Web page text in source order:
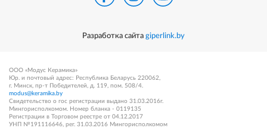
Разработка сайта giperlink.by
ООО «Модус Керамика»
Юр. и почтовый адрес: Республика Беларусь 220062,
г. Минск, пр-т Победителей, д. 119, пом. 508/4.
modus@keramika.by
Свидетельство о гос регистрации выдано 31.03.2016г.
Мингорисполкомом. Номер бланка - 0119135
Регистрации в Торговом реестре от 04.12.2017
УНП №191116646, рег. 31.03.2016 Мингорисполкомом